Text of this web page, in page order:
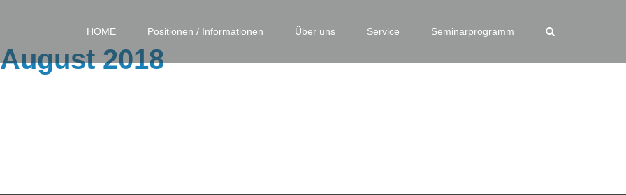
HOME Positionen / Informationen Über uns Service Seminarprogramm
2018